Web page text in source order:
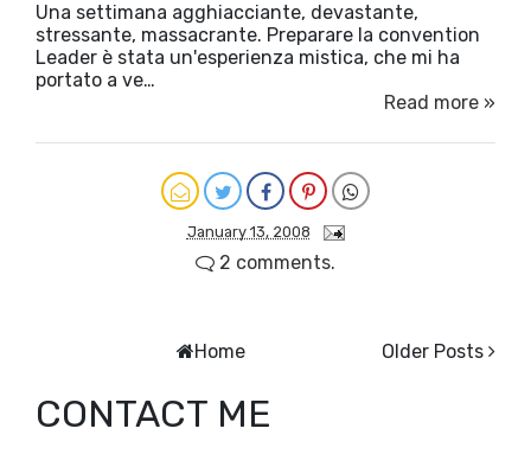
Una settimana agghiacciante, devastante,
stressante, massacrante. Preparare la convention
Leader è stata un'esperienza mistica, che mi ha
portato a ve…
Read more »
January 13, 2008
2 comments.
Older Posts
Home
CONTACT ME